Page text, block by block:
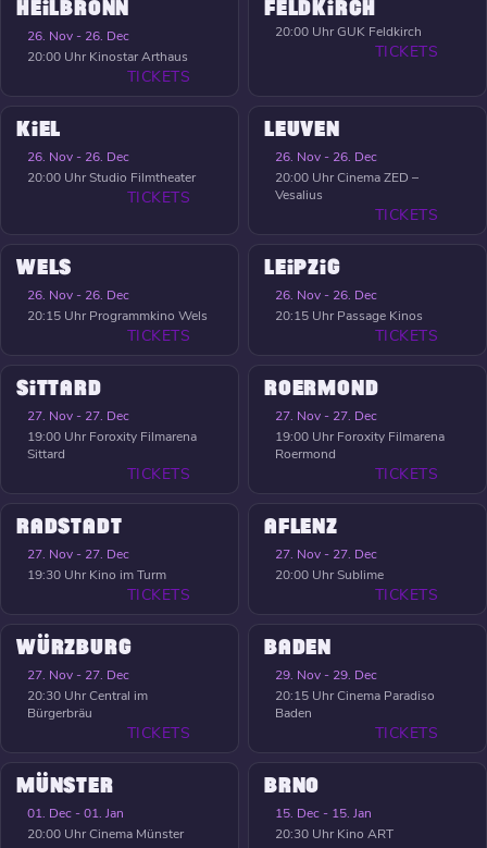
HEILBRONN
26. Nov - 26. Dec
20:00 Uhr Kinostar Arthaus
TICKETS
FELDKIRCH
20:00 UhrGUK Feldkirch
TICKETS
KIEL
26. Nov - 26. Dec
20:00 UhrStudio Filmtheater
TICKETS
LEUVEN
26. Nov - 26. Dec
20:00 UhrCinema ZED –
Vesalius
TICKETS
WELS
26. Nov - 26. Dec
20:15 Uhr Programmkino Wels
TICKETS
LEIPZIG
26. Nov - 26. Dec
20:15 Uhr Passage Kinos
TICKETS
SITTARD
27. Nov - 27. Dec
19:00 Uhr Foroxity Filmarena
Sittard
TICKETS
ROERMOND
27. Nov - 27. Dec
19:00 Uhr Foroxity Filmarena
Roermond
TICKETS
RADSTADT
27. Nov - 27. Dec
19:30 Uhr Kino im Turm
TICKETS
AFLENZ
27. Nov - 27. Dec
20:00 UhrSublime
TICKETS
WÜRZBURG
27. Nov - 27. Dec
20:30 UhrCentral im
Bürgerbräu
TICKETS
BADEN
29. Nov - 29. Dec
20:15 UhrCinema Paradiso
Baden
TICKETS
MÜNSTER
01. Dec - 01. Jan
20:00 UhrCinema Münster
BRNO
15. Dec - 15. Jan
20:30 Uhr Kino ART